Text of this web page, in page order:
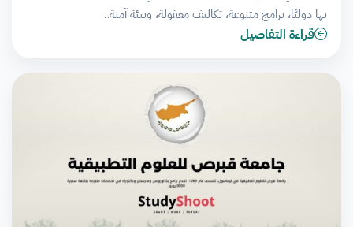
بها دوليًا، برامج متنوعة، تكاليف معقولة، وبيئة آمنة…
قراءة التفاصيل